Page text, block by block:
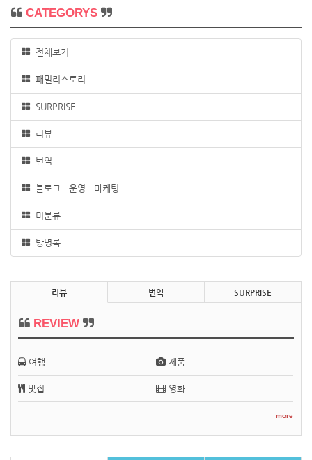
CATEGORYS
전체보기
패밀리스토리
SURPRISE
리뷰
번역
블로그 · 운영 · 마케팅
미분류
방명록
리뷰 번역 SURPRISE
REVIEW
여행 제품
맛집 영화
more